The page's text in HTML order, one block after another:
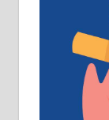
услов.
превоз,
локал 22